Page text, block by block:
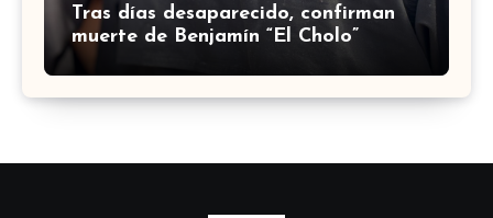
Tras días desaparecido, confirman
muerte de Benjamín “El Cholo”